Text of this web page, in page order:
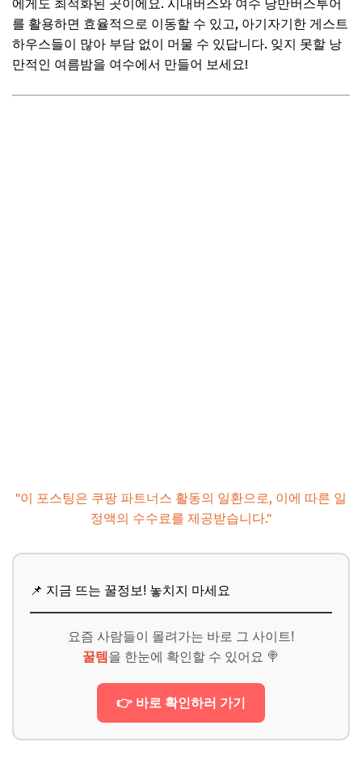
에게도 최적화된 곳이에요. 시내버스와 여수 낭만버스투어
를 활용하면 효율적으로 이동할 수 있고, 아기자기한 게스트
하우스들이 많아 부담 없이 머물 수 있답니다. 잊지 못할 낭
만적인 여름밤을 여수에서 만들어 보세요!
"이 포스팅은 쿠팡 파트너스 활동의 일환으로, 이에 따른 일
정액의 수수료를 제공받습니다."
📌 지금 뜨는 꿀정보! 놓치지 마세요
요즘 사람들이 몰려가는 바로 그 사이트!
꿀템 을 한눈에 확인할 수 있어요 🍭
👉 바로 확인하러 가기